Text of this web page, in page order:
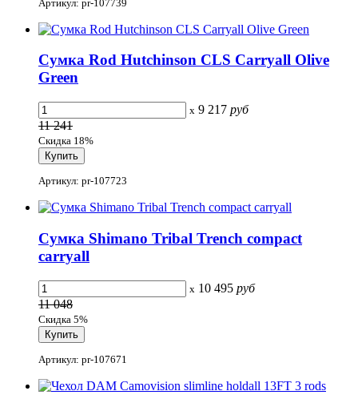
Артикул: pr-107739
Сумка Rod Hutchinson CLS Carryall Olive
Green
x 9 217 руб
11 241
Скидка 18%
Артикул: pr-107723
Сумка Shimano Tribal Trench compact
carryall
x 10 495 руб
11 048
Скидка 5%
Артикул: pr-107671